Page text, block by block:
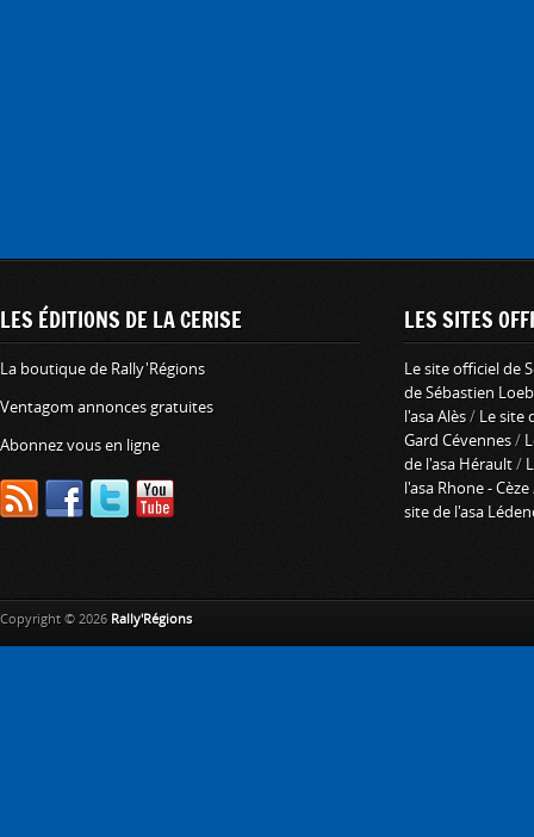
LES ÉDITIONS DE LA CERISE
La boutique de Rally'Régions
Ventagom annonces gratuites
Abonnez vous en ligne
LES SITES
Le site officiel de
de Sébastien Loeb
l'asa Alès/ Le site
Gard Cévennes/
de l'asa Hérault/
l'asa Rhone - Cèze
site de l'asa
Copyright © 2026 Rally'Régions